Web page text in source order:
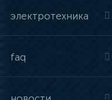
электротехника
faq